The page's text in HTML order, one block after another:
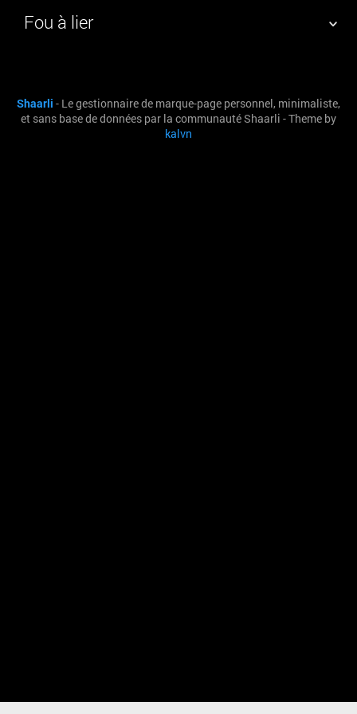
Fou à lier
QUOTIDIEN RECHERCHER
Shaarli - Le gestionnaire de marque-page personnel, minimaliste,
et sans base de données par la communauté Shaarli - Theme by
kalvn